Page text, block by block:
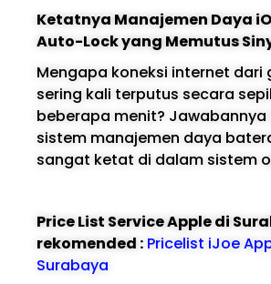
Ketatnya Manajemen Daya
Auto-Lock yang Memutus
Mengapa koneksi internet dari
sering kali terputus secara
beberapa menit?
sistem manajemen daya
sangat ketat di dalam sistem
Price List Service Apple di
rekomended : Pricelist iJoe
Surabaya